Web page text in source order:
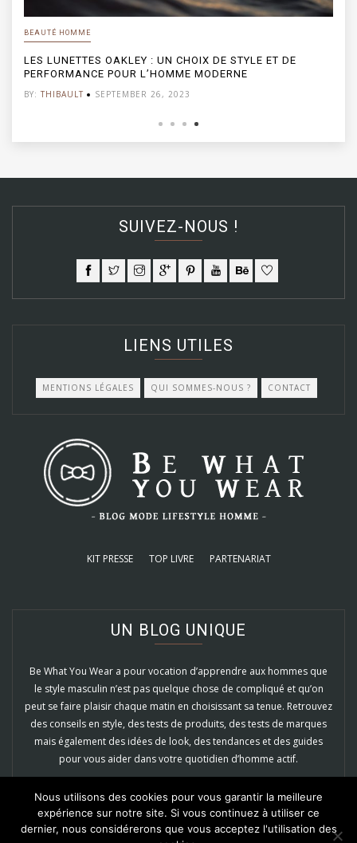
BEAUTÉ HOMME
LES LUNETTES OAKLEY : UN CHOIX DE STYLE ET DE
PERFORMANCE POUR L’HOMME MODERNE
BY: THIBAULT SEPTEMBER 26, 2023
SUIVEZ-NOUS !
LIENS UTILES
MENTIONS LÉGALES QUI SOMMES-NOUS ? CONTACT
KIT PRESSE TOP LIVRE PARTENARIAT
UN BLOG UNIQUE
Be What You Wear a pour vocation d’apprendre aux hommes que
le style masculin n’est pas quelque chose de compliqué et qu’on
peut se faire plaisir chaque matin en choisissant sa tenue. Retrouvez
des conseils en style, des tests de produits, des tests de marques
mais également des idées de look, des tendances et des guides
pour vous aider dans votre quotidien d’homme actif.
Nous utilisons des cookies pour vous garantir la meilleure
expérience sur notre site. Si vous continuez à utiliser ce
dernier, nous considérerons que vous acceptez l'utilisation des